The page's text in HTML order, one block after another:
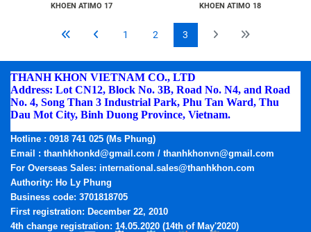
KHOEN ATIMO 17 KHOEN ATIMO 18
1 2 3
THANH KHON VIETNAM CO., LTD
Address: Lot CN12, Block No. 3B, Road No. N4, and Road
No. 4, Song Than 3 Industrial Park, Phu Tan Ward, Thu
Dau Mot City, Binh Duong Province, Vietnam.
Hotline : 0918 741 025 (Ms Phung)
Email : thanhkhonkd@gmail.com / thanhkhonvn@gmail.com
For Overseas Sales: international.sales@thanhkhon.com
Authority: Ho Ly Phung
Business code: 3701818705
First registration: December 22, 2010
4th change registration: 14.05.2020 (14th of May'2020)